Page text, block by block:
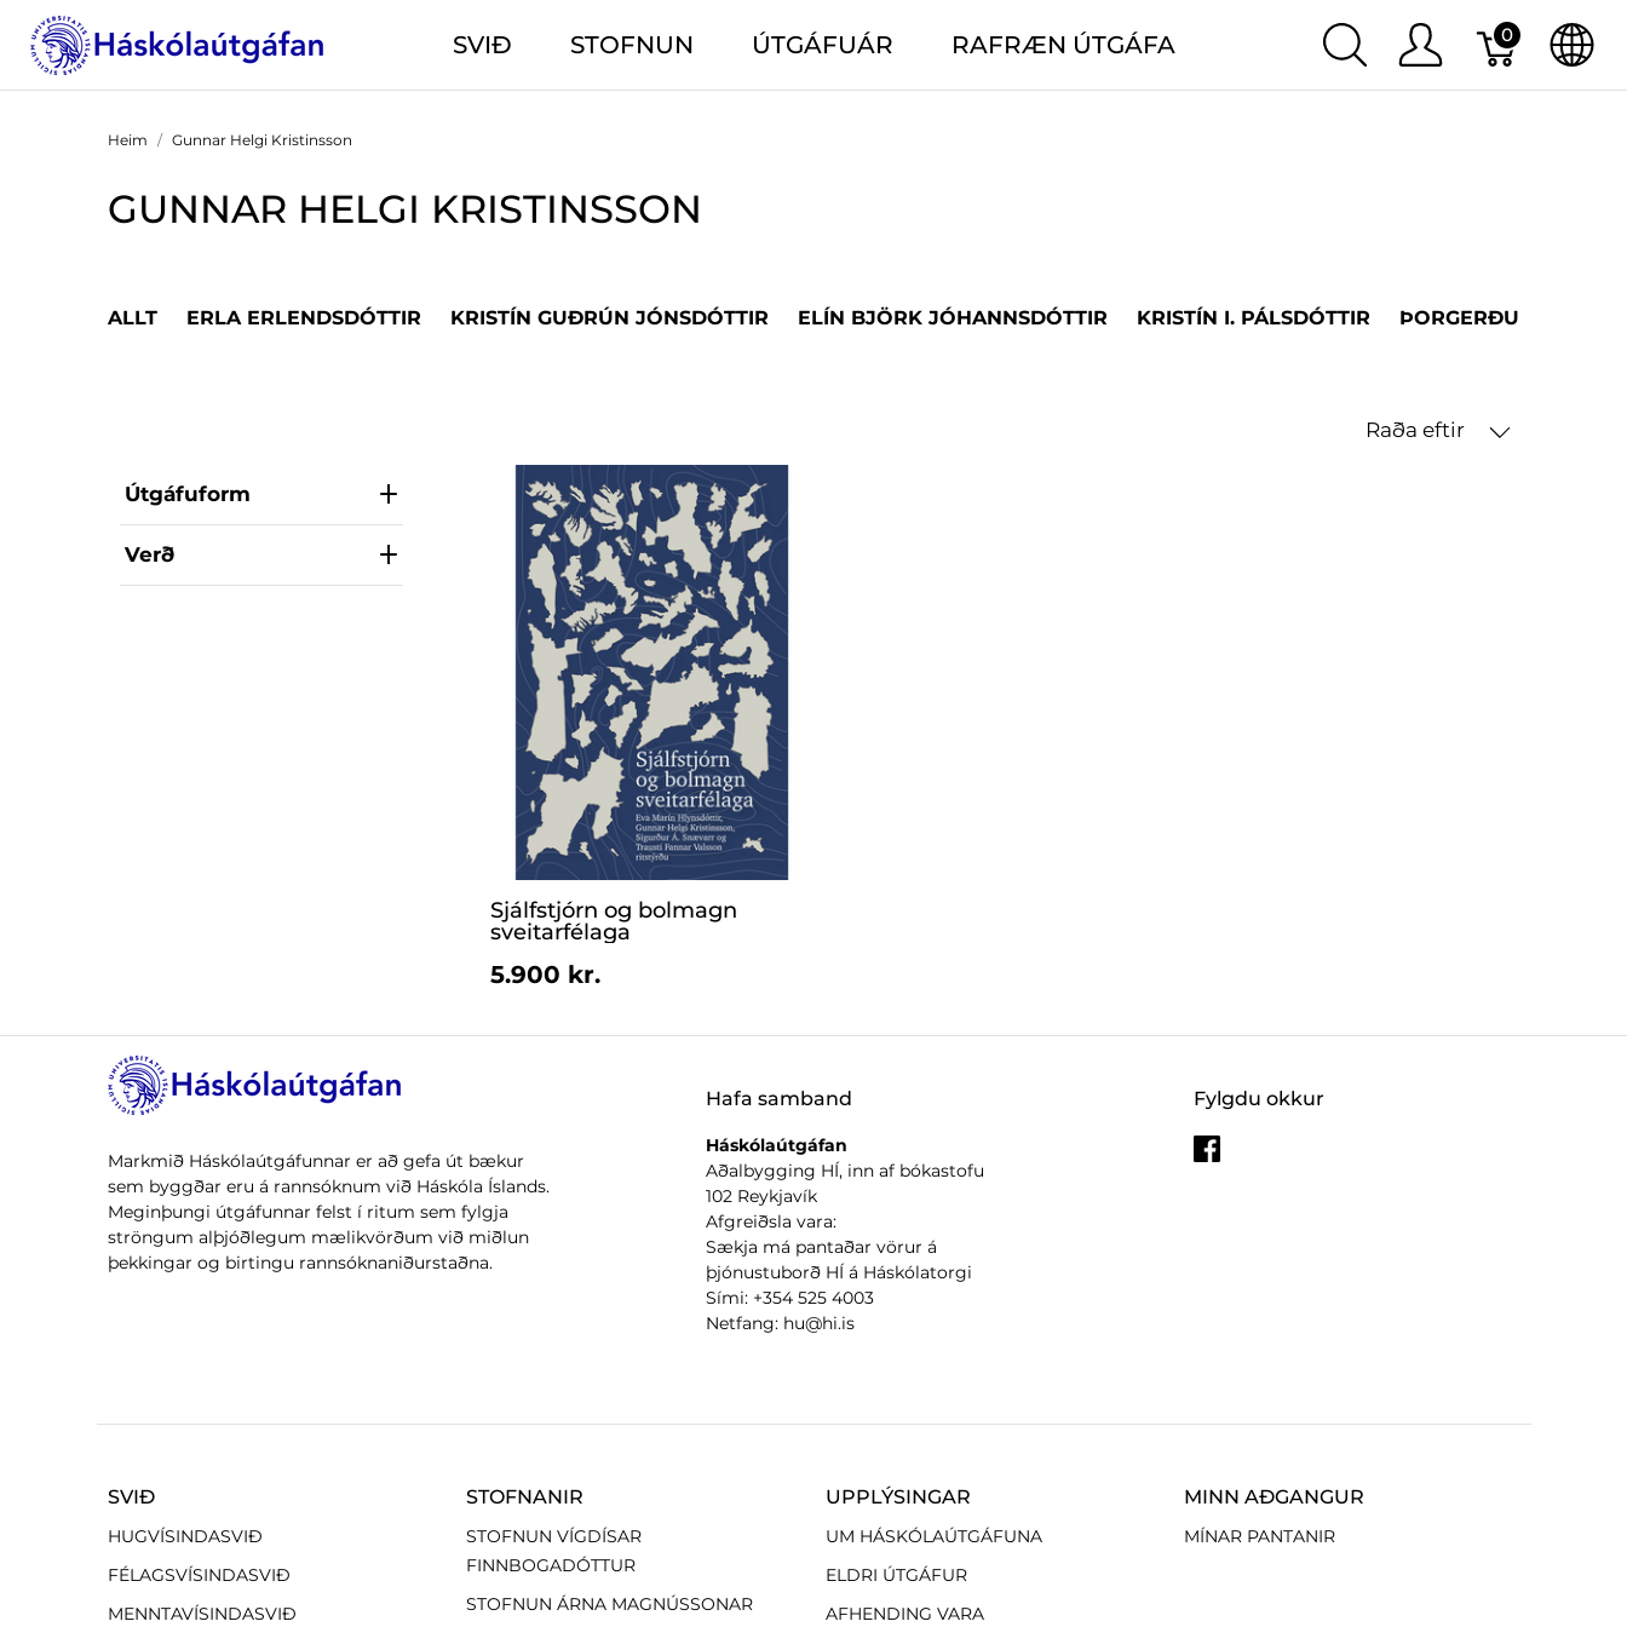
SVIÐ STOFNUN ÚTGÁFUÁR RAFRÆN ÚTGÁFA 0
Heim Gunnar Helgi Kristinsson
GUNNAR HELGI KRISTINSSON
ALLT ERLA ERLENDSDÓTTIR KRISTÍN GUÐRÚN JÓNSDÓTTIR ELÍN BJÖRK JÓHANNSDÓTTIR KRISTÍN I. PÁLSDÓTTIR ÞORGERÐUR H.
Raða eftir
Útgáfuform
Verð
Sjálfstjórn og bolmagn
sveitarfélaga
5.900 kr.
Markmið Háskólaútgáfunnar er að gefa út bækur
sem byggðar eru á rannsóknum við Háskóla Íslands.
Meginþungi útgáfunnar felst í ritum sem fylgja
ströngum alþjóðlegum mælikvörðum við miðlun
þekkingar og birtingu rannsóknaniðurstaðna.
Fylgdu okkur
Hafa samband
Háskólaútgáfan
Aðalbygging HÍ, inn af bókastofu
102 Reykjavík
Afgreiðsla vara:
Sækja má pantaðar vörur á
þjónustuborð HÍ á Háskólatorgi
Sími: +354 525 4003
Netfang: hu@hi.is
SVIÐ
HUGVÍSINDASVIÐ
FÉLAGSVÍSINDASVIÐ
MENNTAVÍSINDASVIÐ
STOFNANIR
STOFNUN VÍGDÍSAR
FINNBOGADÓTTUR
STOFNUN ÁRNA MAGNÚSSONAR
UPPLÝSINGAR
UM HÁSKÓLAÚTGÁFUNA
ELDRI ÚTGÁFUR
AFHENDING VARA
MINN AÐGANGUR
MÍNAR PANTANIR